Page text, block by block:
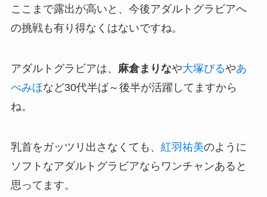
ここまで露出が高いと、今後アダルトグラビアへ
の挑戦も有り得なくはないですね。
アダルトグラビアは、 麻倉まりなや大塚びるやあ
べみほなど30代半ば～後半が活躍してますから
ね。
乳首をガッツリ出さなくても、 紅羽祐美のように
ソフトなアダルトグラビアならワンチャンあると
思ってます。